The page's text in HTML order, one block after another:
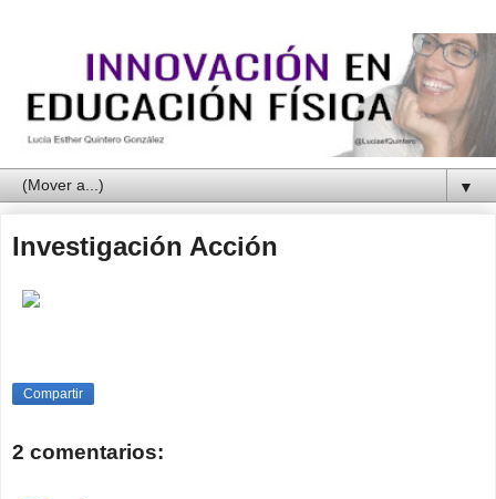
▼
Investigación Acción
Compartir
2 comentarios: